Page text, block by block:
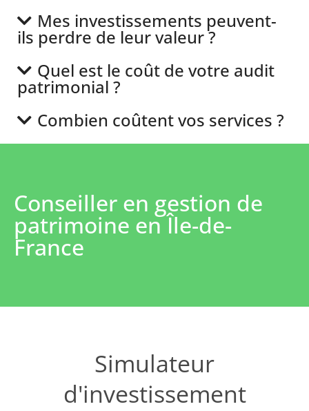
Mes investissements peuvent-
ils perdre de leur valeur ?
Quel est le coût de votre audit
patrimonial ?
Combien coûtent vos services ?
Conseiller en gestion de
patrimoine en Île-de-
France
Simulateur
d'investissement